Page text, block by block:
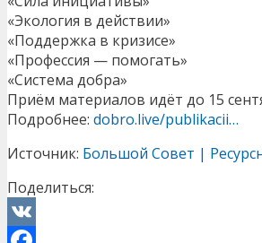
«Экология в действии»
«Поддержка в кризисе»
«Профессия — помогать»
«Система добра»
Приём материалов идёт до 15
Подробнее: dobro.live/publikacii…
Источник: Большой Совет |
Поделиться: